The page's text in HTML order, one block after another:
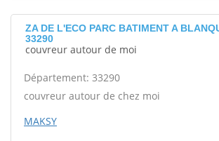
ZA DE L'ECO PARC BATIMENT A
33290
couvreur autour de moi
Département: 33290
couvreur autour de chez moi
MAKSY